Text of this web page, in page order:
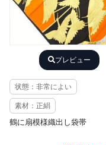
プレビュー
状態：非常によい
素材：正絹
鶴に扇模様織出し袋帯